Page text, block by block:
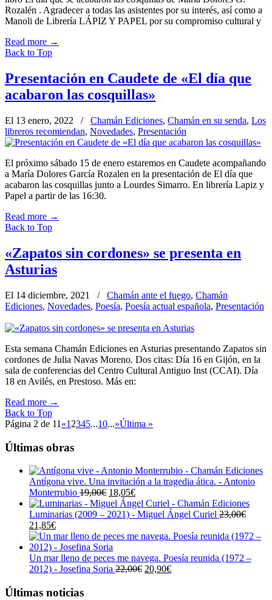
Rozalén . Agradecer a todas las asistentes por su interés, así como a
Manoli de Librería LÁPIZ Y PAPEL por su compromiso cultural y
Read more →
Back to Top
Presentación en Caudete de «El día que
acabaron las cosquillas»
El 13 enero, 2022 / Chamán Ediciones, Chamán en su senda, Los
libreros recomiendan, Novedades, Presentación
El próximo sábado 15 de enero estaremos en Caudete acompañando
a María Dolores García Rozalen en la presentación de El día que
acabaron las cosquillas junto a Lourdes Simarro. En librería Lapiz y
Papel a partir de las 16:30.
Read more →
Back to Top
«Zapatos sin cordones» se presenta en
Asturias
El 14 diciembre, 2021 / Chamán ante el fuego, Chamán
Ediciones, Novedades, Poesía, Poesía actual española, Presentación
Esta semana Chamán Ediciones en Asturias presentando Zapatos sin
cordones de Julia Navas Moreno. Dos citas: Día 16 en Gijón, en la
sala de conferencias del Centro Cultural Antiguo Inst (CCAI). Día
18 en Avilés, en Prestoso. Más en:
Read more →
Back to Top
Página 2 de 11 «1 2345...10...»Última »
Últimas obras
Antígona vive. Una invitación a la tragedia ática. - Antonio
Monterrubio 19,00€ El
precio
original
19,00€.
18,05€El
precio
actual
18,05€.
Luminarias (2009 – 2021) - Miguel Ángel Curiel 23,00€
El
precio
original
era:
23,00€.
21,85€El
precio
actual
es:
21,85€.
Un mar lleno de peces me navega. Poesía reunida (1972 –
2012) - Josefina Soria 22,00€ El
20,90€El
Últimas noticias